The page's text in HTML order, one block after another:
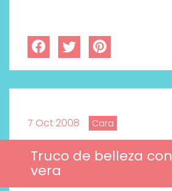
7 Oct 2008 Cara
Truco de belleza
vera